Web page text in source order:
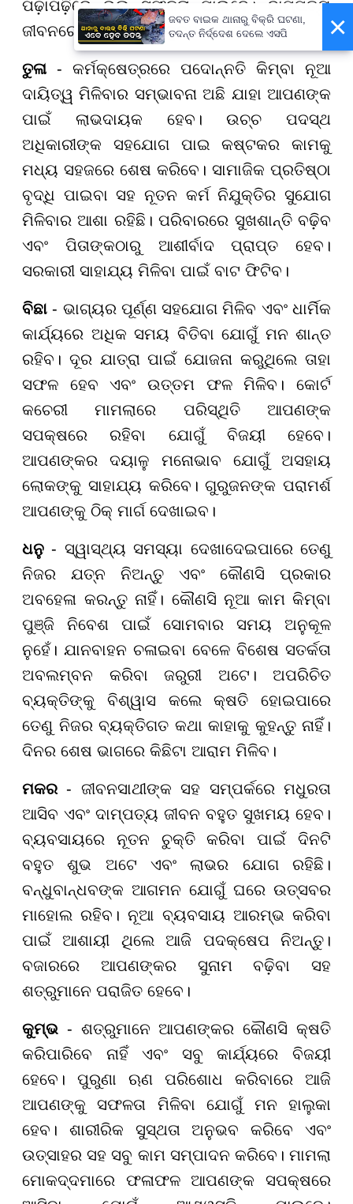
ପଢ଼ାପଢ଼ିରେ ଭଲ ସଫଳତା ପାଇବେ। ଦାମ୍ପତ୍ୟ
ଜୀବନରେ ଆଜି ମଧୁରତା ବୃଦ୍ଧି ପାଇବ।
ତୁଳା - କର୍ମକ୍ଷେତ୍ରରେ ପଦୋନ୍ନତି କିମ୍ବା ନୂଆ
ଦାୟିତ୍ୱ ମିଳିବାର ସମ୍ଭାବନା ଅଛି ଯାହା ଆପଣଙ୍କ
ପାଇଁ ଲାଭଦାୟକ ହେବ। ଉଚ୍ଚ ପଦସ୍ଥ
ଅଧିକାରୀଙ୍କ ସହଯୋଗ ପାଇ କଷ୍ଟକର କାମକୁ
ମଧ୍ୟ ସହଜରେ ଶେଷ କରିବେ। ସାମାଜିକ ପ୍ରତିଷ୍ଠା
ବୃଦ୍ଧି ପାଇବା ସହ ନୂତନ କର୍ମ ନିଯୁକ୍ତିର ସୁଯୋଗ
ମିଳିବାର ଆଶା ରହିଛି। ପରିବାରରେ ସୁଖଶାନ୍ତି ବଢ଼ିବ
ଏବଂ ପିତାଙ୍କଠାରୁ ଆଶୀର୍ବାଦ ପ୍ରାପ୍ତ ହେବ।
ସରକାରୀ ସାହାଯ୍ୟ ମିଳିବା ପାଇଁ ବାଟ ଫିଟିବ।
ବିଛା- ଭାଗ୍ୟର ପୂର୍ଣ୍ଣ ସହଯୋଗ ମିଳିବ ଏବଂ ଧାର୍ମିକ
କାର୍ଯ୍ୟରେ ଅଧିକ ସମୟ ବିତିବା ଯୋଗୁଁ ମନ ଶାନ୍ତ
ରହିବ। ଦୂର ଯାତ୍ରା ପାଇଁ ଯୋଜନା କରୁଥିଲେ ତାହା
ସଫଳ ହେବ ଏବଂ ଉତ୍ତମ ଫଳ ମିଳିବ। କୋର୍ଟ
କଚେରୀ ମାମଲାରେ ପରିସ୍ଥିତି ଆପଣଙ୍କ
ସପକ୍ଷରେ ରହିବା ଯୋଗୁଁ ବିଜୟୀ ହେବେ।
ଆପଣଙ୍କର ଦୟାଳୁ ମନୋଭାବ ଯୋଗୁଁ ଅସହାୟ
ଲୋକଙ୍କୁ ସାହାଯ୍ୟ କରିବେ। ଗୁରୁଜନଙ୍କ ପରାମର୍ଶ
ଆପଣଙ୍କୁ ଠିକ୍ ମାର୍ଗ ଦେଖାଇବ।
ଧନୁ - ସ୍ୱାସ୍ଥ୍ୟ ସମସ୍ୟା ଦେଖାଦେଇପାରେ ତେଣୁ
ନିଜର ଯତ୍ନ ନିଅନ୍ତୁ ଏବଂ କୌଣସି ପ୍ରକାର
ଅବହେଳା କରନ୍ତୁ ନାହିଁ। କୌଣସି ନୂଆ କାମ କିମ୍ବା
ପୁଞ୍ଜି ନିବେଶ ପାଇଁ ସୋମବାର ସମୟ ଅନୁକୂଳ
ନୁହେଁ। ଯାନବାହନ ଚଳାଇବା ବେଳେ ବିଶେଷ ସତର୍କତା
ଅବଲମ୍ବନ କରିବା ଜରୁରୀ ଅଟେ। ଅପରିଚିତ
ବ୍ୟକ୍ତିଙ୍କୁ ବିଶ୍ୱାସ କଲେ କ୍ଷତି ହୋଇପାରେ
ତେଣୁ ନିଜର ବ୍ୟକ୍ତିଗତ କଥା କାହାକୁ କୁହନ୍ତୁ ନାହିଁ।
ଦିନର ଶେଷ ଭାଗରେ କିଛିଟା ଆରାମ ମିଳିବ।
ମକର - ଜୀବନସାଥୀଙ୍କ ସହ ସମ୍ପର୍କରେ ମଧୁରତା
ଆସିବ ଏବଂ ଦାମ୍ପତ୍ୟ ଜୀବନ ବହୁତ ସୁଖମୟ ହେବ।
ବ୍ୟବସାୟରେ ନୂତନ ଚୁକ୍ତି କରିବା ପାଇଁ ଦିନଟି
ବହୁତ ଶୁଭ ଅଟେ ଏବଂ ଲାଭର ଯୋଗ ରହିଛି।
ବନ୍ଧୁବାନ୍ଧବଙ୍କ ଆଗମନ ଯୋଗୁଁ ଘରେ ଉତ୍ସବର
ମାହୋଲ ରହିବ। ନୂଆ ବ୍ୟବସାୟ ଆରମ୍ଭ କରିବା
ପାଇଁ ଆଶାୟୀ ଥିଲେ ଆଜି ପଦକ୍ଷେପ ନିଅନ୍ତୁ।
ବଜାରରେ ଆପଣଙ୍କର ସୁନାମ ବଢ଼ିବା ସହ
ଶତ୍ରୁମାନେ ପରାଜିତ ହେବେ।
କୁମ୍ଭ - ଶତ୍ରୁମାନେ ଆପଣଙ୍କର କୌଣସି କ୍ଷତି
କରିପାରିବେ ନାହିଁ ଏବଂ ସବୁ କାର୍ଯ୍ୟରେ ବିଜୟୀ
ହେବେ। ପୁରୁଣା ଋଣ ପରିଶୋଧ କରିବାରେ ଆଜି
ଆପଣଙ୍କୁ ସଫଳତା ମିଳିବା ଯୋଗୁଁ ମନ ହାଲୁକା
ହେବ। ଶାରୀରିକ ସୁସ୍ଥତା ଅନୁଭବ କରିବେ ଏବଂ
ଉତ୍ସାହର ସହ ସବୁ କାମ ସମ୍ପାଦନ କରିବେ। ମାମଲା
ମୋକଦ୍ଦମାରେ ଫଳାଫଳ ଆପଣଙ୍କ ସପକ୍ଷରେ
×
ଜବତ ବାଇକ ଥାନାରୁ ବିକ୍ରି ଘଟଣା,
ତଦନ୍ତ ନିର୍ଦ୍ଦେଶ ଦେଲେ ଏସପି